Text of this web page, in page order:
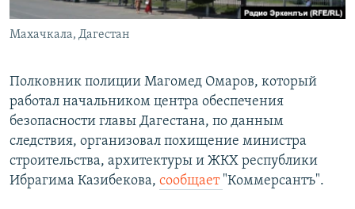
Все сайты РСЕ/РС
Махачкала, Дагестан
Полковник полиции Магомед Омаров, который
работал начальником центра обеспечения
безопасности главы Дагестана, по данным
следствия, организовал похищение министра
строительства, архитектуры и ЖКХ республики
Ибрагима Казибекова, сообщает "Коммерсантъ".